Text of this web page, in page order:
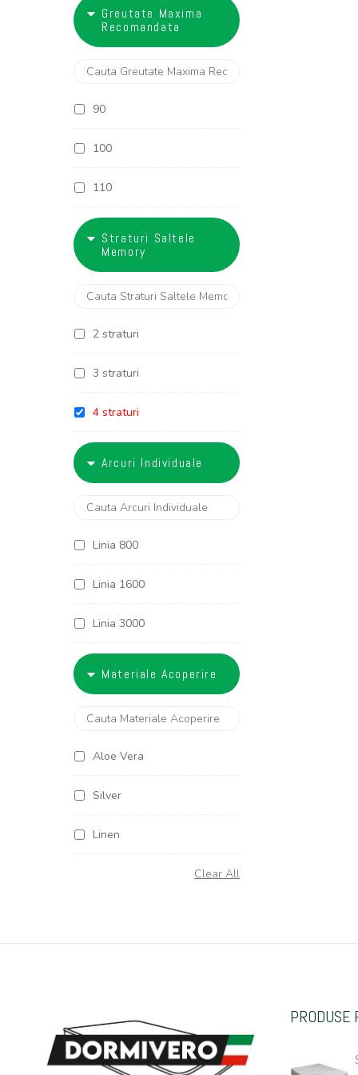
27 cm
28 cm
29 cm
30 cm
32 cm
Greutate Maxima
Recomandata
90
100
110
Straturi Saltele
Memory
2 straturi
3 straturi
4 straturi
Arcuri Individuale
Linia 800
Linia 1600
Linia 3000
Materiale Acoperire
Aloe Vera
Silver
Linen
Casmir
Jacquard
Clear All
PRODUSE